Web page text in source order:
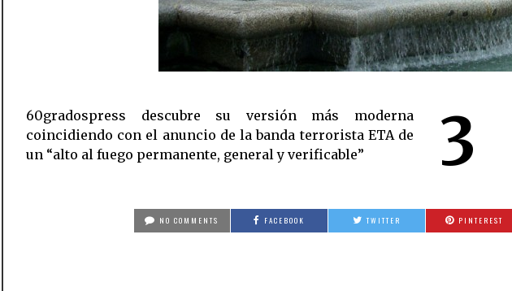
3
60gradospress descubre su versión más moderna
coincidiendo con el anuncio de la banda terrorista ETA de
un “alto al fuego permanente, general y verificable”
NO COMMENTS FACEBOOK TWITTER PINTEREST